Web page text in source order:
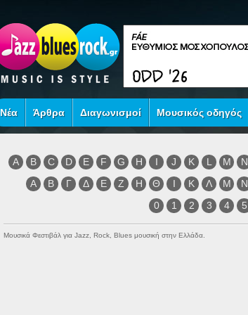
Νέα Άρθρα Διαγωνισμοί Μουσικός οδηγός
A B C D E F G H I J K L M N
Α
Β Γ Δ Ε Ζ Η Θ Ι Κ Λ Μ Ν
0
1 2 3 4 5
Μουσικά Φεστιβάλ για Jazz, Rock, Blues μουσική στην Ελλάδα.